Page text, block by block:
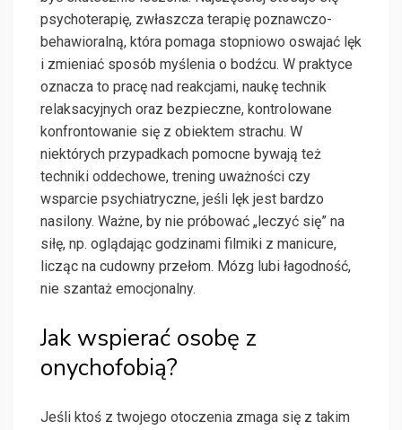
psychoterapię, zwłaszcza terapię poznawczo-
behawioralną, która pomaga stopniowo oswajać lęk
i zmieniać sposób myślenia o bodźcu. W praktyce
oznacza to pracę nad reakcjami, naukę technik
relaksacyjnych oraz bezpieczne, kontrolowane
konfrontowanie się z obiektem strachu. W
niektórych przypadkach pomocne bywają też
techniki oddechowe, trening uważności czy
wsparcie psychiatryczne, jeśli lęk jest bardzo
nasilony. Ważne, by nie próbować „leczyć się” na
siłę, np. oglądając godzinami filmiki z manicure,
licząc na cudowny przełom. Mózg lubi łagodność,
nie szantaż emocjonalny.
Jak wspierać osobę z
onychofobią?
Jeśli ktoś z twojego otoczenia zmaga się z takim